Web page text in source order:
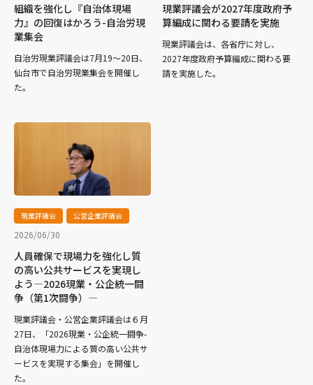
組織を強化し『自治体現場
力』の回復はかろう-自治労現
業集会
自治労現業評議会は7月19～20日、
仙台市で自治労現業集会を開催し
た。
現業評議会が2027年度政府予
算編成に関わる要請を実施
現業評議会は、各省庁に対し、
2027年度政府予算編成に関わる要
請を実施した。
現業評議会 公営企業評議会
2026/06/30
人員確保で現場力を強化し質
の高い公共サービスを実現し
よう―2026現業・公企統一闘
争（第1次闘争）―
現業評議会・公営企業評議会は６月
27日、「2026現業・公企統一闘争-
自治体現場力による質の高い公共サ
ービスを実現する集会」を開催し
た。